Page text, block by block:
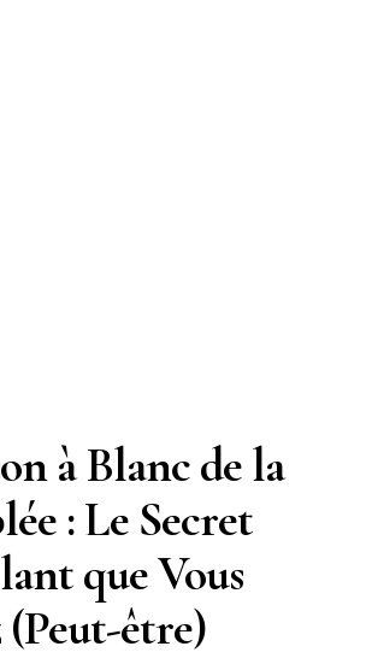
à Blanc de la
: Le Secret
que Vous
être)